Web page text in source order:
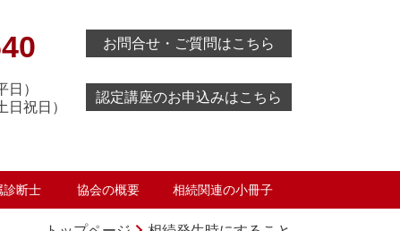
日）
日祝日）
お問合せ・ご質問はこちら
認定講座のお申込みはこちら
診断士 協会の概要 相続関連の小冊子